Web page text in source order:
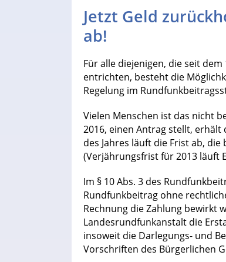
Jetzt Geld
ab!
Für alle diejenigen, die seit
entrichten, besteht die
Regelung im
Vielen Menschen ist das nicht
2016, einen Antrag stellt, erhält
des Jahres läuft die Frist ab,
(Verjährungsfrist für 2013 läuft
Im § 10 Abs. 3 des
Rundfunkbeitrag ohne
Rechnung die Zahlung bewirkt
Landesrundfunkanstalt die
insoweit die Darlegungs- und
Vorschriften des Bürgerlichen